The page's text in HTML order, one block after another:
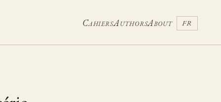
CahiersAuthorsAbout FR